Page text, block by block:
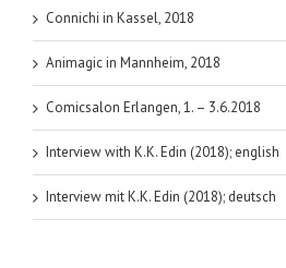
Connichi in Kassel, 2018
Animagic in Mannheim, 2018
Comicsalon Erlangen, 1. – 3.6.2018
Interview with K.K. Edin (2018); english
Interview mit K.K. Edin (2018); deutsch